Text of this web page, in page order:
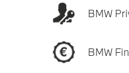
BMW
BMW